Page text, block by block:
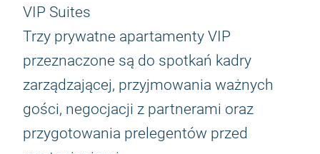
VIP Suites
Trzy prywatne apartamenty VIP
przeznaczone są do spotkań kadry
zarządzającej, przyjmowania ważnych
gości, negocjacji z partnerami oraz
przygotowania prelegentów przed